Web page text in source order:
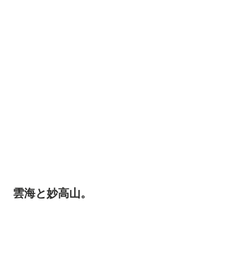
雲海と妙高山。